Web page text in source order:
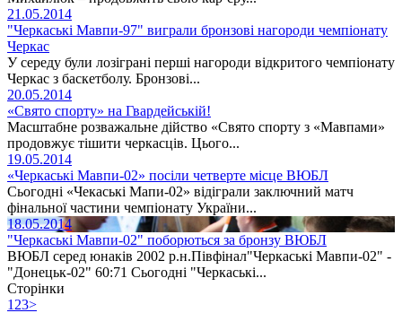
21.05.2014
"Черкаські Мавпи-97" виграли бронзові нагороди чемпіонату
Черкас
У середу були лозіграні перші нагороди відкритого чемпіонату
Черкас з баскетболу. Бронзові...
20.05.2014
«Свято спорту» на Гвардейській!
Масштабне розважальне дійство «Свято спорту з «Мавпами»
продовжує тішити черкасців. Цього...
19.05.2014
«Черкаські Мавпи-02» посіли четверте місце ВЮБЛ
Сьогодні «Чекаські Мапи-02» відіграли заключний матч
фінальної частини чемпіонату України...
18.05.2014
"Черкаські Мавпи-02" поборються за бронзу ВЮБЛ
ВЮБЛ серед юнаків 2002 р.н.Півфінал"Черкаські Мавпи-02" -
"Донецьк-02" 60:71 Сьогодні "Черкаські...
Сторінки
1 23>